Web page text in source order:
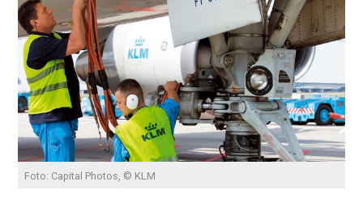
Foto: Capital Photos, © KLM